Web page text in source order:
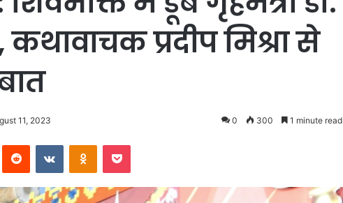
कथावाचक प्रदीप मिश्रा से
11, 2023 0 300 1 minute read
Reddit VKontakteOdnoklassniki
Pocket